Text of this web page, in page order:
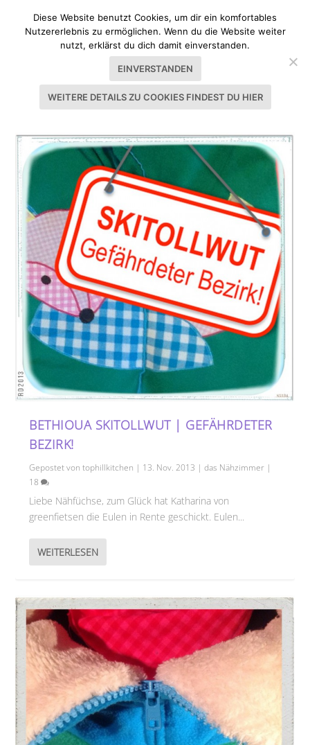
SCHLAGWORT:BETHIOUA
BETHIOUA SKITOLLWUT | GEFÄHRDETER
BEZIRK!
Gepostet vontophillkitchen | 13. Nov. 2013 |das Nähzimmer |
18
Liebe Nähfüchse, zum Glück hat Katharina von
greenfietsen die Eulen in Rente geschickt. Eulen...
WEITERLESEN
Diese Website benutzt Cookies, um dir ein komfortables
Nutzererlebnis zu ermöglichen. Wenn du die Website weiter
nutzt, erklärst du dich damit einverstanden.
EINVERSTANDEN
WEITERE DETAILS ZU COOKIES FINDEST DU HIER